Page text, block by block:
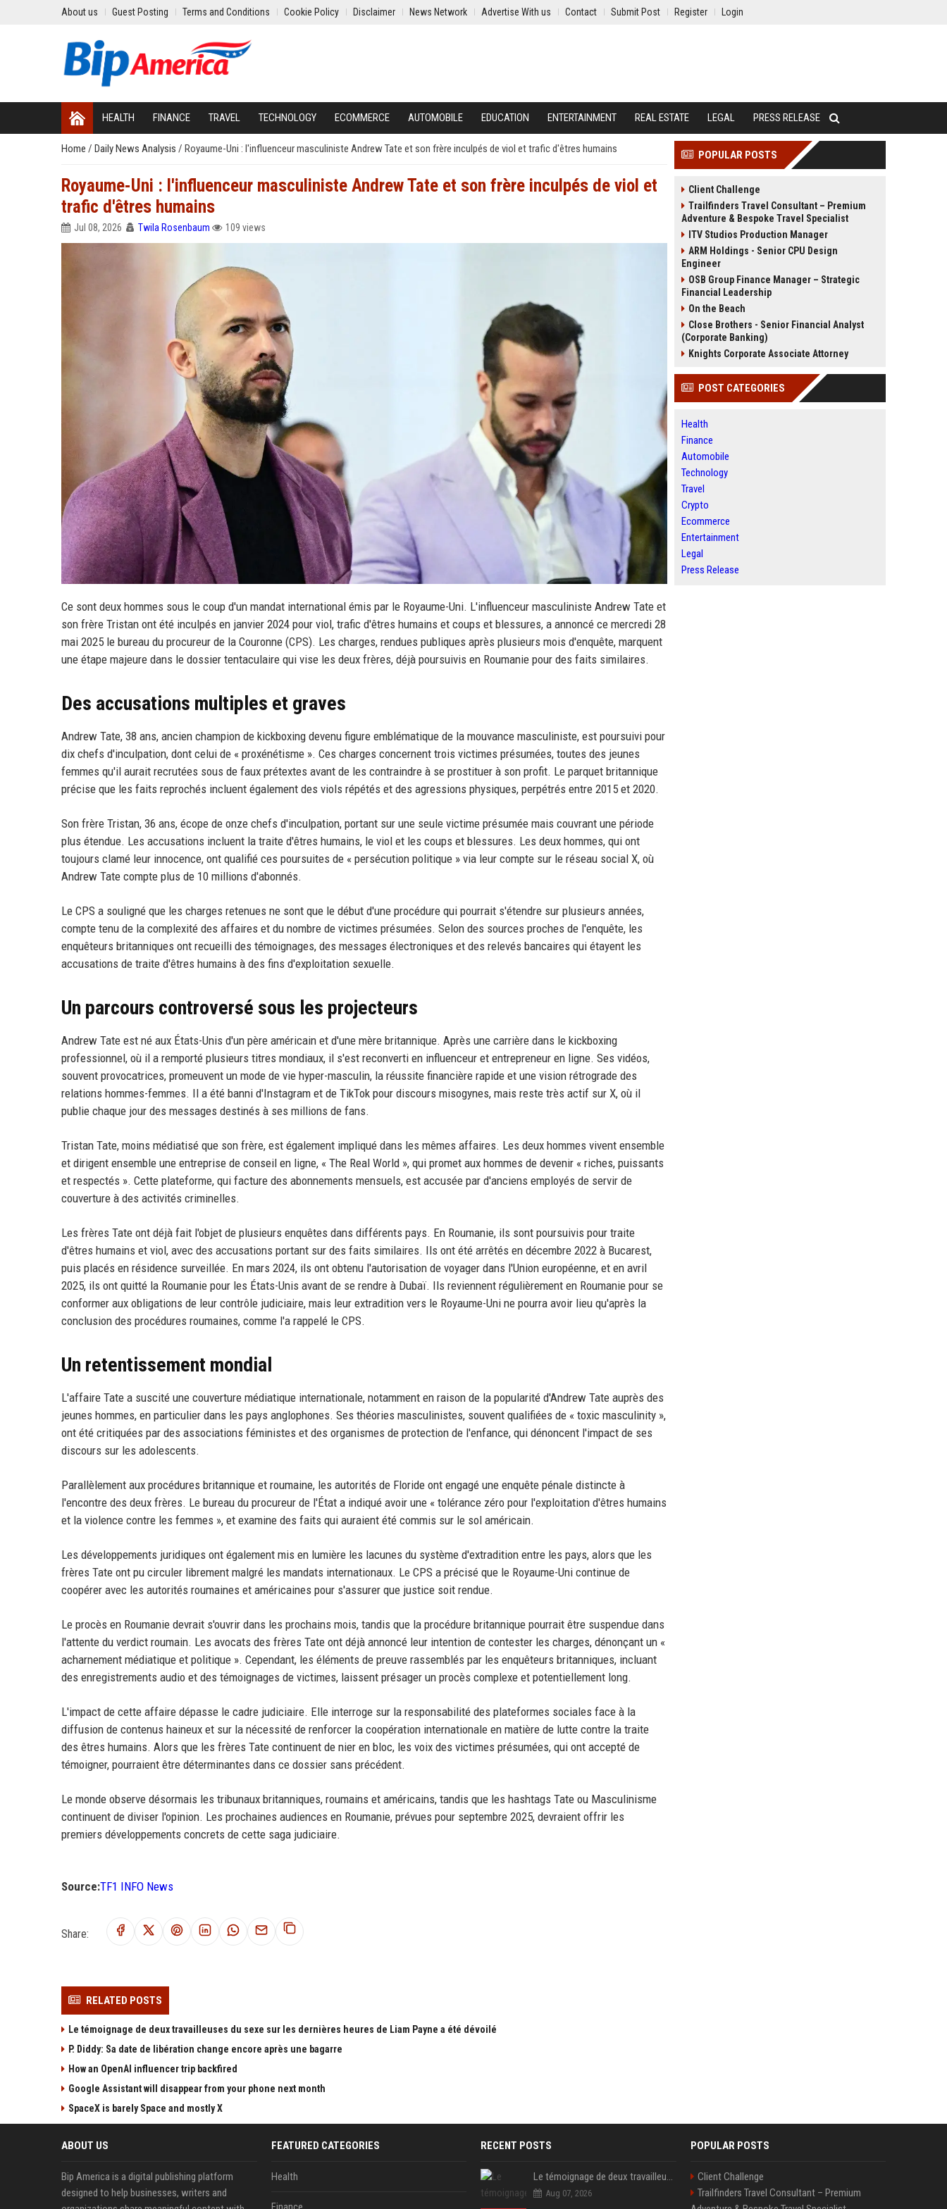
About us Guest Posting Terms and Conditions Cookie Policy Disclaimer News Network Advertise With us Contact Submit Post Register Login
HEALTH FINANCE TRAVEL TECHNOLOGY ECOMMERCE AUTOMOBILE EDUCATION ENTERTAINMENT REAL ESTATE LEGAL PRESS RELEASE
Home / Daily News Analysis / Royaume-Uni : l'influenceur masculiniste Andrew Tate et son frère inculpés de viol et trafic d'êtres humains
Royaume-Uni : l'influenceur masculiniste Andrew Tate et son frère inculpés de viol et
trafic d'êtres humains
Jul 08, 2026 Twila Rosenbaum 109 views
Ce sont deux hommes sous le coup d'un mandat international émis par le Royaume-Uni. L'influenceur masculiniste Andrew Tate et
son frère Tristan ont été inculpés en janvier 2024 pour viol, trafic d'êtres humains et coups et blessures, a annoncé ce mercredi 28
mai 2025 le bureau du procureur de la Couronne (CPS). Les charges, rendues publiques après plusieurs mois d'enquête, marquent
une étape majeure dans le dossier tentaculaire qui vise les deux frères, déjà poursuivis en Roumanie pour des faits similaires.
Des accusations multiples et graves
Andrew Tate, 38 ans, ancien champion de kickboxing devenu figure emblématique de la mouvance masculiniste, est poursuivi pour
dix chefs d'inculpation, dont celui de « proxénétisme ». Ces charges concernent trois victimes présumées, toutes des jeunes
femmes qu'il aurait recrutées sous de faux prétextes avant de les contraindre à se prostituer à son profit. Le parquet britannique
précise que les faits reprochés incluent également des viols répétés et des agressions physiques, perpétrés entre 2015 et 2020.
Son frère Tristan, 36 ans, écope de onze chefs d'inculpation, portant sur une seule victime présumée mais couvrant une période
plus étendue. Les accusations incluent la traite d'êtres humains, le viol et les coups et blessures. Les deux hommes, qui ont
toujours clamé leur innocence, ont qualifié ces poursuites de « persécution politique » via leur compte sur le réseau social X, où
Andrew Tate compte plus de 10 millions d'abonnés.
Le CPS a souligné que les charges retenues ne sont que le début d'une procédure qui pourrait s'étendre sur plusieurs années,
compte tenu de la complexité des affaires et du nombre de victimes présumées. Selon des sources proches de l'enquête, les
enquêteurs britanniques ont recueilli des témoignages, des messages électroniques et des relevés bancaires qui étayent les
accusations de traite d'êtres humains à des fins d'exploitation sexuelle.
Un parcours controversé sous les projecteurs
Andrew Tate est né aux États-Unis d'un père américain et d'une mère britannique. Après une carrière dans le kickboxing
professionnel, où il a remporté plusieurs titres mondiaux, il s'est reconverti en influenceur et entrepreneur en ligne. Ses vidéos,
souvent provocatrices, promeuvent un mode de vie hyper-masculin, la réussite financière rapide et une vision rétrograde des
relations hommes-femmes. Il a été banni d'Instagram et de TikTok pour discours misogynes, mais reste très actif sur X, où il
publie chaque jour des messages destinés à ses millions de fans.
Tristan Tate, moins médiatisé que son frère, est également impliqué dans les mêmes affaires. Les deux hommes vivent ensemble
et dirigent ensemble une entreprise de conseil en ligne, « The Real World », qui promet aux hommes de devenir « riches, puissants
et respectés ». Cette plateforme, qui facture des abonnements mensuels, est accusée par d'anciens employés de servir de
couverture à des activités criminelles.
Les frères Tate ont déjà fait l'objet de plusieurs enquêtes dans différents pays. En Roumanie, ils sont poursuivis pour traite
d'êtres humains et viol, avec des accusations portant sur des faits similaires. Ils ont été arrêtés en décembre 2022 à Bucarest,
puis placés en résidence surveillée. En mars 2024, ils ont obtenu l'autorisation de voyager dans l'Union européenne, et en avril
2025, ils ont quitté la Roumanie pour les États-Unis avant de se rendre à Dubaï. Ils reviennent régulièrement en Roumanie pour se
conformer aux obligations de leur contrôle judiciaire, mais leur extradition vers le Royaume-Uni ne pourra avoir lieu qu'après la
conclusion des procédures roumaines, comme l'a rappelé le CPS.
Un retentissement mondial
L'affaire Tate a suscité une couverture médiatique internationale, notamment en raison de la popularité d'Andrew Tate auprès des
jeunes hommes, en particulier dans les pays anglophones. Ses théories masculinistes, souvent qualifiées de « toxic masculinity »,
ont été critiquées par des associations féministes et des organismes de protection de l'enfance, qui dénoncent l'impact de ses
discours sur les adolescents.
Parallèlement aux procédures britannique et roumaine, les autorités de Floride ont engagé une enquête pénale distincte à
l'encontre des deux frères. Le bureau du procureur de l'État a indiqué avoir une « tolérance zéro pour l'exploitation d'êtres humains
et la violence contre les femmes », et examine des faits qui auraient été commis sur le sol américain.
Les développements juridiques ont également mis en lumière les lacunes du système d'extradition entre les pays, alors que les
frères Tate ont pu circuler librement malgré les mandats internationaux. Le CPS a précisé que le Royaume-Uni continue de
coopérer avec les autorités roumaines et américaines pour s'assurer que justice soit rendue.
Le procès en Roumanie devrait s'ouvrir dans les prochains mois, tandis que la procédure britannique pourrait être suspendue dans
l'attente du verdict roumain. Les avocats des frères Tate ont déjà annoncé leur intention de contester les charges, dénonçant un «
acharnement médiatique et politique ». Cependant, les éléments de preuve rassemblés par les enquêteurs britanniques, incluant
des enregistrements audio et des témoignages de victimes, laissent présager un procès complexe et potentiellement long.
L'impact de cette affaire dépasse le cadre judiciaire. Elle interroge sur la responsabilité des plateformes sociales face à la
diffusion de contenus haineux et sur la nécessité de renforcer la coopération internationale en matière de lutte contre la traite
des êtres humains. Alors que les frères Tate continuent de nier en bloc, les voix des victimes présumées, qui ont accepté de
témoigner, pourraient être déterminantes dans ce dossier sans précédent.
Le monde observe désormais les tribunaux britanniques, roumains et américains, tandis que les hashtags Tate ou Masculinisme
continuent de diviser l'opinion. Les prochaines audiences en Roumanie, prévues pour septembre 2025, devraient offrir les
premiers développements concrets de cette saga judiciaire.
Source:TF1 INFO News
Share:
RELATED POSTS
Le témoignage de deux travailleuses du sexe sur les dernières heures de Liam Payne a été dévoilé
P. Diddy: Sa date de libération change encore après une bagarre
How an OpenAI influencer trip backfired
Google Assistant will disappear from your phone next month
SpaceX is barely Space and mostly X
POPULAR POSTS
Client Challenge
Trailfinders Travel Consultant – Premium
Adventure & Bespoke Travel Specialist
ITV Studios Production Manager
ARM Holdings - Senior CPU Design
Engineer
OSB Group Finance Manager – Strategic
Financial Leadership
On the Beach
Close Brothers - Senior Financial Analyst
(Corporate Banking)
Knights Corporate Associate Attorney
POST CATEGORIES
Health
Finance
Automobile
Technology
Travel
Crypto
Ecommerce
Entertainment
Legal
Press Release
ABOUT US
Bip America is a digital publishing platform
designed to help businesses, writers and
FEATURED CATEGORIES
Health
RECENT POSTS
Le témoignage de deux travailleuses du sexe sur les dernières heures de Liam Payne a été dévoilé
Aug 07, 2026
POPULAR POSTS
Client Challenge
Trailfinders Travel Consultant – Premium